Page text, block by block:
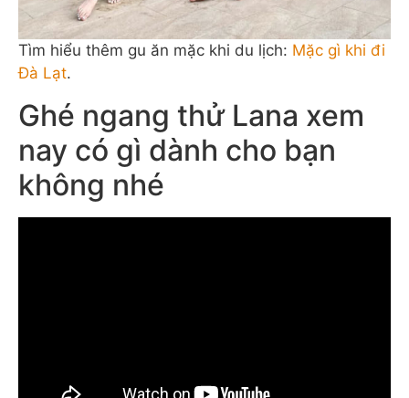
Tìm hiểu thêm gu ăn mặc khi du lịch: Mặc gì khi đi
Đà Lạt.
Ghé ngang thử Lana xem
nay có gì dành cho bạn
không nhé